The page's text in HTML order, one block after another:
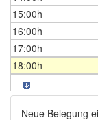
15:00h
16:00h
17:00h
18:00h
Neue Belegung